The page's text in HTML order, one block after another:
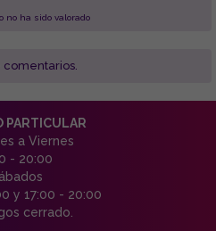
no ha sido valorado
PARTICULAR
a Viernes
- 20:00
y 17:00 - 20:00
cerrado.